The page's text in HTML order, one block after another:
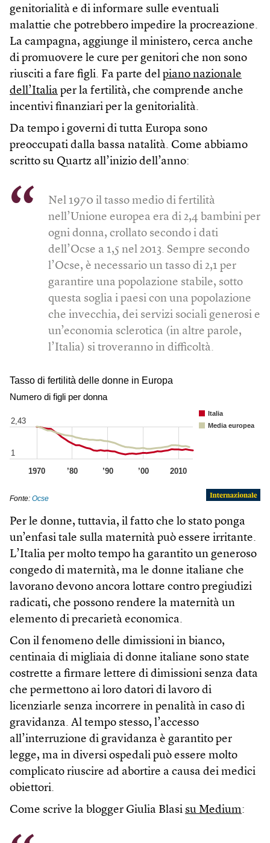
genitorialità e di informare sulle eventuali
malattie che potrebbero impedire la procreazione.
La campagna, aggiunge il ministero, cerca anche
di promuovere le cure per genitori che non sono
riusciti a fare figli. Fa parte del piano nazionale
dell’Italia per la fertilità, che comprende anche
incentivi finanziari per la genitorialità.
Da tempo i governi di tutta Europa sono
preoccupati dalla bassa natalità. Come abbiamo
scritto su Quartz all’inizio dell’anno:
Nel 1970 il tasso medio di fertilità
nell’Unione europea era di 2,4 bambini per
ogni donna, crollato secondo i dati
dell’Ocse a 1,5 nel 2013. Sempre secondo
l’Ocse, è necessario un tasso di 2,1 per
garantire una popolazione stabile, sotto
questa soglia i paesi con una popolazione
che invecchia, dei servizi sociali generosi e
un’economia sclerotica (in altre parole,
l’Italia) si troveranno in difficoltà.
Per le donne, tuttavia, il fatto che lo stato ponga
un’enfasi tale sulla maternità può essere irritante.
L’Italia per molto tempo ha garantito un generoso
congedo di maternità, ma le donne italiane che
lavorano devono ancora lottare contro pregiudizi
radicati, che possono rendere la maternità un
elemento di precarietà economica.
Con il fenomeno delle dimissioni in bianco,
centinaia di migliaia di donne italiane sono state
costrette a firmare lettere di dimissioni senza data
che permettono ai loro datori di lavoro di
licenziarle senza incorrere in penalità in caso di
gravidanza. Al tempo stesso, l’accesso
all’interruzione di gravidanza è garantito per
legge, ma in diversi ospedali può essere molto
complicato riuscire ad abortire a causa dei medici
obiettori.
Come scrive la blogger Giulia Blasi su Medium: